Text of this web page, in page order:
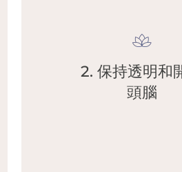
2. 保持透明和
頭腦
我們將積極考慮與我們不同的觀點，以
學習新的真理。
•
不要 100% 確定地相信任何事情。這樣
新的真理關閉。